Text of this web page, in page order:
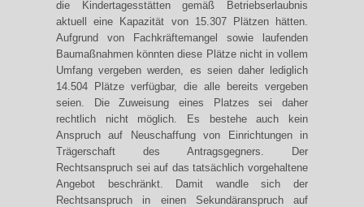
die Kindertagesstätten gemäß Betriebserlaubnis
aktuell eine Kapazität von 15.307 Plätzen hätten.
Aufgrund von Fachkräftemangel sowie laufenden
Baumaßnahmen könnten diese Plätze nicht in vollem
Umfang vergeben werden, es seien daher lediglich
14.504 Plätze verfügbar, die alle bereits vergeben
seien. Die Zuweisung eines Platzes sei daher
rechtlich nicht möglich. Es bestehe auch kein
Anspruch auf Neuschaffung von Einrichtungen in
Trägerschaft des Antragsgegners. Der
Rechtsanspruch sei auf das tatsächlich vorgehaltene
Angebot beschränkt. Damit wandle sich der
Rechtsanspruch in einen Sekundäranspruch auf